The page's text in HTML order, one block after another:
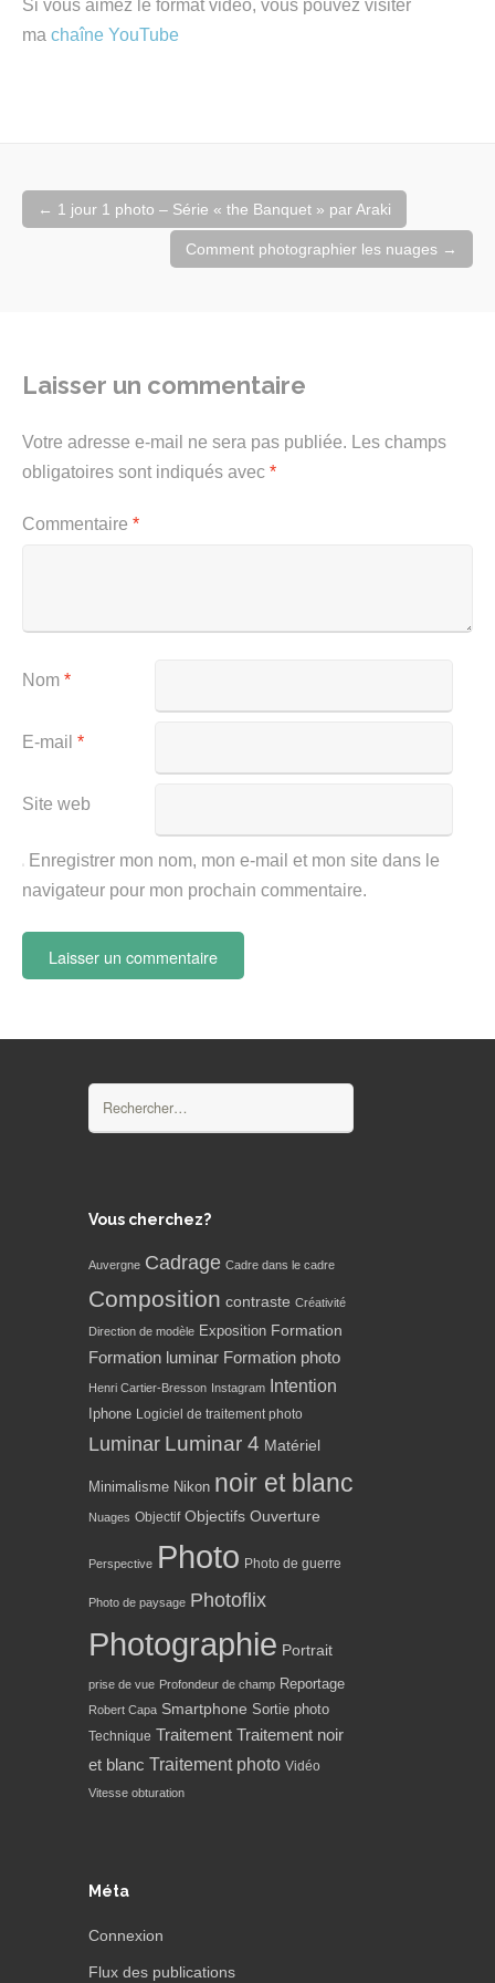
Si vous aimez le format vidéo, vous pouvez visiter
ma chaîne YouTube
Navigation
de
l'article
← 1 jour 1 photo – Série « the Banquet » par Araki
Comment photographier les nuages →
Laisser un commentaire
Votre adresse e-mail ne sera pas publiée. Les champs
obligatoires sont indiqués avec *
Commentaire *
Nom *
E-mail *
Site web
Enregistrer mon nom, mon e-mail et mon site dans le
navigateur pour mon prochain commentaire.
Vous cherchez?
Auvergne Cadrage Cadre dans le cadre
Composition contraste Créativité
Direction de modèle Exposition Formation
Formation luminar Formation photo
Henri Cartier-Bresson Instagram Intention
Iphone Logiciel de traitement photo
Luminar Luminar 4 Matériel
Minimalisme Nikon noir et blanc
Nuages Objectif Objectifs Ouverture
Perspective Photo Photo de guerre
Photo de paysage Photoflix
Photographie Portrait
prise de vue Profondeur de champ Reportage
Robert Capa Smartphone Sortie photo
Technique Traitement Traitement noir
et blanc Traitement photo Vidéo
Vitesse obturation
Méta
Connexion
Flux des publications